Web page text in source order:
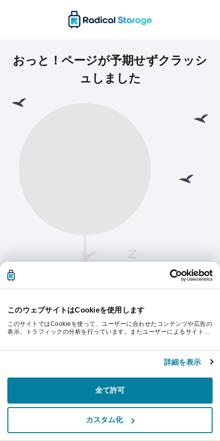
このウェブサイトはCookieを使用します
このサイトではCookieを使って、ユーザーに合わせたコンテンツや広告の
表示、トラフィックの分析を行っています。またユーザーによるサイトの
スを使用した際に収集された情報と組み合わされ、各パートナーによって
詳細を表示
全て許可
カスタム化
おっと！ページが予期せずクラッシ
ュしました
続行するにはページを更新してください。
リフレッシュ